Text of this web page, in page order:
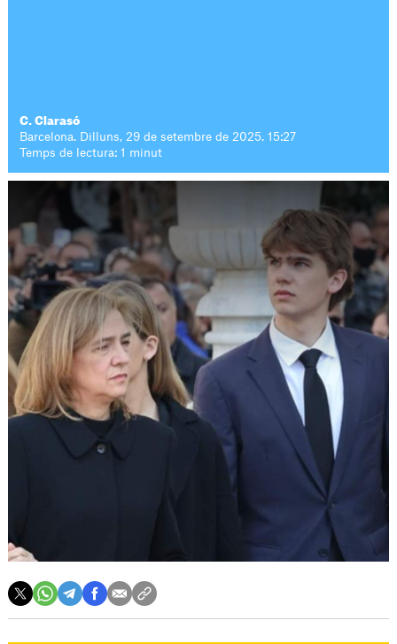
C. Clarasó
Barcelona. Dilluns, 29 de setembre de 2025. 15:27
Temps de lectura: 1 minut